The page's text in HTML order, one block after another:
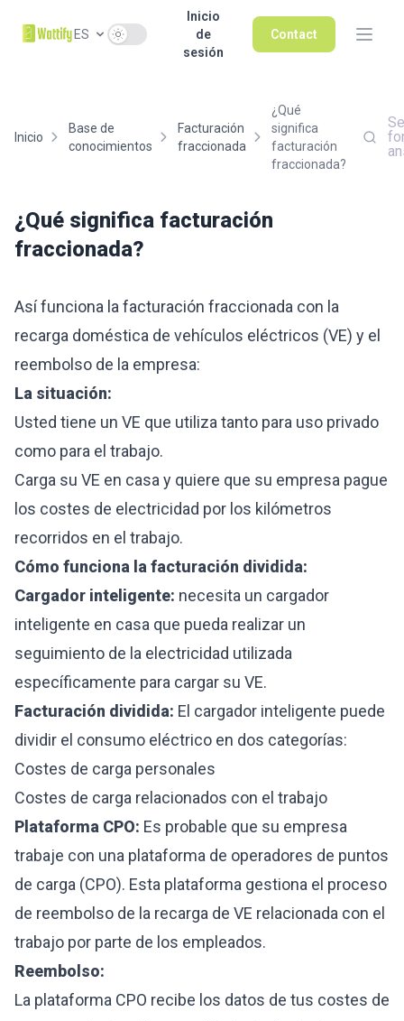
ES Use setting
Inicio
de
sesión
Contact
Inicio
Base de
conocimientos
Facturación
fraccionada
¿Qué
significa
facturación
fraccionada?
¿Qué significa facturación
fraccionada?
Así funciona la facturación fraccionada con la
recarga doméstica de vehículos eléctricos (VE) y el
reembolso de la empresa:
La situación:
Usted tiene un VE que utiliza tanto para uso privado
como para el trabajo.
Carga su VE en casa y quiere que su empresa pague
los costes de electricidad por los kilómetros
recorridos en el trabajo.
Cómo funciona la facturación dividida:
Cargador inteligente: necesita un cargador
inteligente en casa que pueda realizar un
seguimiento de la electricidad utilizada
específicamente para cargar su VE.
Facturación dividida: El cargador inteligente puede
dividir el consumo eléctrico en dos categorías:
Costes de carga personales
Costes de carga relacionados con el trabajo
Plataforma CPO: Es probable que su empresa
trabaje con una plataforma de operadores de puntos
de carga (CPO). Esta plataforma gestiona el proceso
de reembolso de la recarga de VE relacionada con el
trabajo por parte de los empleados.
Reembolso:
La plataforma CPO recibe los datos de tus costes de